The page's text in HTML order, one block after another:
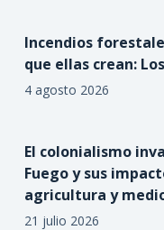
Incendios
que ellas crean:
4 agosto 2026
El colonialismo
Fuego y sus
agricultura y
21 julio 2026